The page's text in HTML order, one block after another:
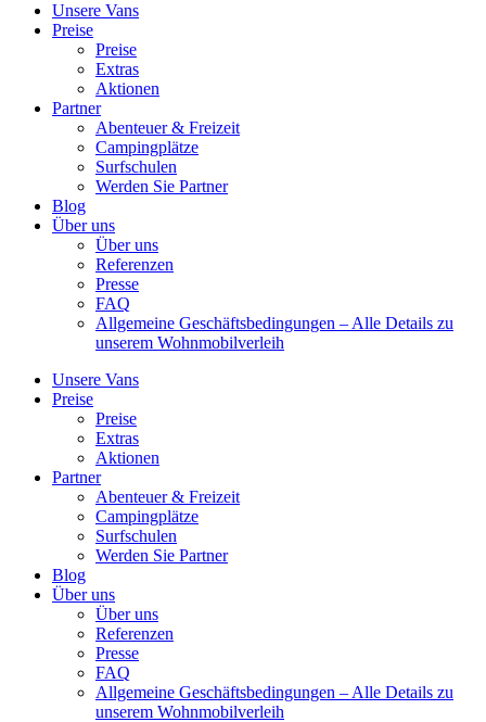
Unsere Vans
Preise
Preise
Extras
Aktionen
Partner
Abenteuer & Freizeit
Campingplätze
Surfschulen
Werden Sie Partner
Blog
Über uns
Über uns
Referenzen
Presse
FAQ
Allgemeine Geschäftsbedingungen – Alle Details zu
unserem Wohnmobilverleih
Unsere Vans
Preise
Preise
Extras
Aktionen
Partner
Abenteuer & Freizeit
Campingplätze
Surfschulen
Werden Sie Partner
Blog
Über uns
Über uns
Referenzen
Presse
FAQ
Allgemeine Geschäftsbedingungen – Alle Details zu
unserem Wohnmobilverleih